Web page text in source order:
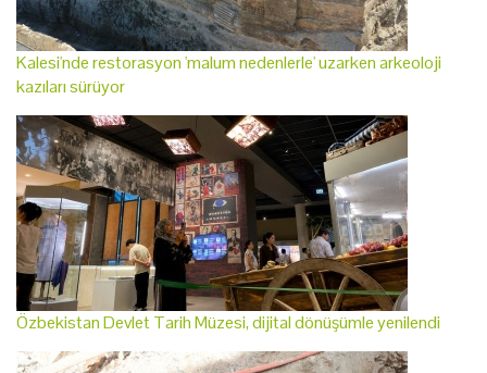
Kalesi'nde restorasyon 'malum nedenlerle' uzarken arkeoloji
kazıları sürüyor
Özbekistan Devlet Tarih Müzesi, dijital dönüşümle yenilendi